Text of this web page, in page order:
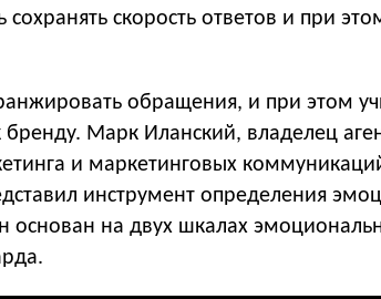
сохранять скорость ответов и при
обращения, и при этом
Марк Иланский, владелец
и маркетинговых
инструмент определения
основан на двух шкалах